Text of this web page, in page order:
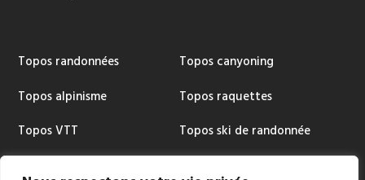
Topos randonnées
Topos alpinisme
Topos VTT
Topos canyoning
Topos raquettes
Topos ski de randonnée